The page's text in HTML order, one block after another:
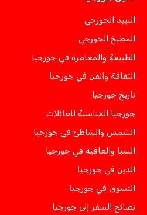
النبيذ الجورجي
المطبخ الجورجي
الطبيعة والمغامرة في جورجيا
الثقافة والفن في جورجيا
تاريخ جورجيا
جورجيا المناسبة للعائلات
الشمس والشاطئ في جورجيا
السبا والعافية في جورجيا
الدين في جورجيا
التسوق في جورجيا
نصائح السفر إلى جورجيا